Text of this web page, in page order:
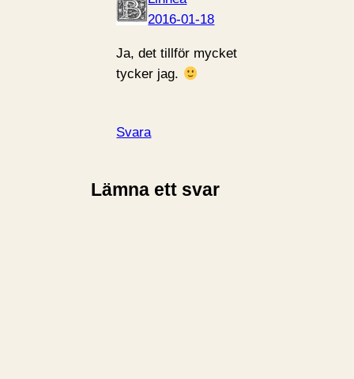
2016-01-18
Ja, det tillför mycket
tycker jag.
Svara
Lämna ett svar